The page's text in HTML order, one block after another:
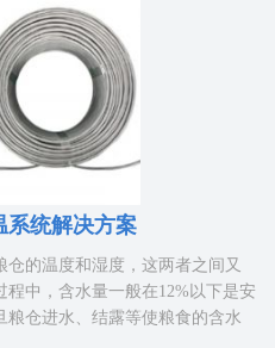
系统解决方案
的温度和湿度，这两者之间又
中，含水量一般在12%以下是安
仓进水、结露等使粮食的含水